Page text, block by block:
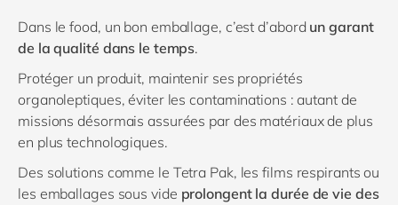
Dans le food, un bon emballage, c’est d’abord un garant
de la qualité dans le temps.
Protéger un produit, maintenir ses propriétés
organoleptiques, éviter les contaminations : autant de
missions désormais assurées par des matériaux de plus
en plus technologiques.
Des solutions comme le Tetra Pak, les films respirants ou
les emballages sous vide prolongent la durée de vie des